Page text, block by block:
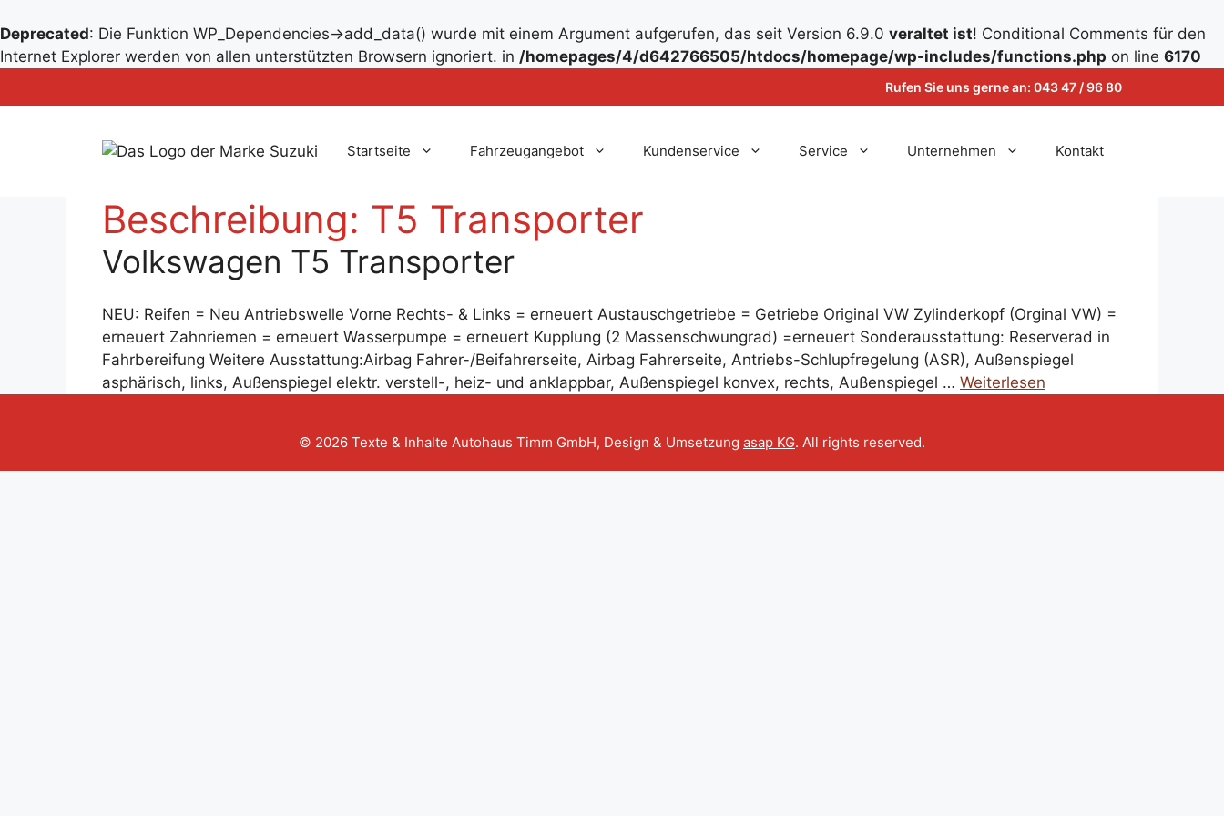
Deprecated: Die Funktion WP_Dependencies->add_data() wurde mit einem Argument aufgerufen, das seit Version 6.9.0 veraltet ist! Conditional Comments für den
Internet Explorer werden von allen unterstützten Browsern ignoriert. in /homepages/4/d642766505/htdocs/homepage/wp-includes/functions.php on line 6170
Zum
Inhalt
Inhalt
Rufen Sie uns gerne an: 043 47 / 96 80
Startseite Fahrzeugangebot Kundenservice Service Unternehmen Kontakt
Beschreibung: T5 Transporter
Volkswagen T5 Transporter
NEU: Reifen = Neu Antriebswelle Vorne Rechts- & Links = erneuert Austauschgetriebe = Getriebe Original VW Zylinderkopf (Orginal VW) =
erneuert Zahnriemen = erneuert Wasserpumpe = erneuert Kupplung (2 Massenschwungrad) =erneuert Sonderausstattung: Reserverad in
Fahrbereifung Weitere Ausstattung:Airbag Fahrer-/Beifahrerseite, Airbag Fahrerseite, Antriebs-Schlupfregelung (ASR), Außenspiegel
asphärisch, links, Außenspiegel elektr. verstell-, heiz- und anklappbar, Außenspiegel konvex, rechts, Außenspiegel … Weiterlesen
© 2026 Texte & Inhalte Autohaus Timm GmbH, Design & Umsetzung asap KG. All rights reserved.